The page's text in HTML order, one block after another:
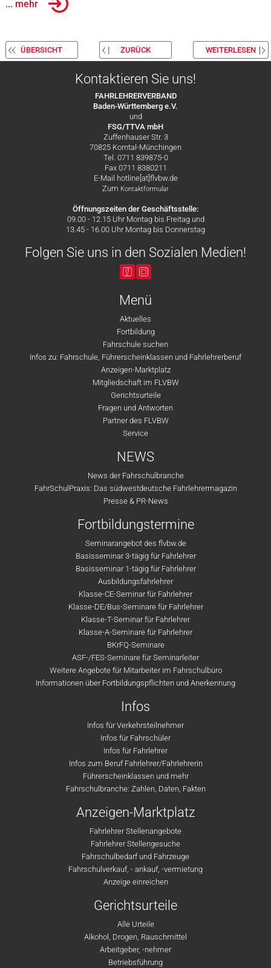
... mehr
ÜBERSICHT ZURÜCK WEITERLESEN
Kontaktieren Sie uns!
FAHRLEHRERVERBAND
Baden-Württemberg e.V.
und
FSG/TTVA mbH
Zuffenhauser Str. 3
70825 Korntal-Münchingen
Tel. 0711 839875-0
Fax 0711 8380211
E-Mail hotline[at]flvbw.de
Zum Kontaktformular
Öffnungszeiten der Geschäftsstelle:
09.00 - 12.15 Uhr Montag bis Freitag und
13.45 - 16.00 Uhr Montag bis Donnerstag
Folgen Sie uns in den Sozialen Medien!
Menü
Aktuelles
Fortbildung
Fahrschule suchen
Infos zu: Fahrschule, Führerscheinklassen und Fahrlehrerberuf
Anzeigen-Marktplatz
Mitgliedschaft im FLVBW
Gerichtsurteile
Fragen und Antworten
Partner des FLVBW
Service
NEWS
News der Fahrschulbranche
FahrSchulPraxis: Das südwestdeutsche Fahrlehrermagazin
Presse & PR-News
Fortbildungstermine
Seminarangebot des flvbw.de
Basisseminar 3-tägig für Fahrlehrer
Basisseminar 1-tägig für Fahrlehrer
Ausbildungsfahrlehrer
Klasse-CE-Seminar für Fahrlehrer
Klasse-DE/Bus-Seminare für Fahrlehrer
Klasse-T-Seminar für Fahrlehrer
Klasse-A-Seminare für Fahrlehrer
BKrFQ-Seminare
ASF-/FES-Seminare für Seminarleiter
Weitere Angebote für Mitarbeiter im Fahrschulbüro
Informationen über Fortbildungspflichten und Anerkennung
Infos
Infos für Verkehrsteilnehmer
Infos für Fahrschüler
Infos für Fahrlehrer
Infos zum Beruf Fahrlehrer/Fahrlehrerin
Führerscheinklassen und mehr
Fahrschulbranche: Zahlen, Daten, Fakten
Anzeigen-Marktplatz
Fahrlehrer Stellenangebote
Fahrlehrer Stellengesuche
Fahrschulbedarf und Fahrzeuge
Fahrschulverkauf, - ankauf, -vermietung
Anzeige einreichen
Gerichtsurteile
Alle Urteile
Alkohol, Drogen, Rauschmittel
Arbeitgeber, -nehmer
Betriebsführung